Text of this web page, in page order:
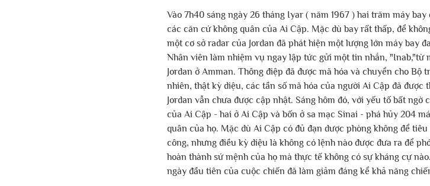
Vào 7h40 sáng ngày 26 tháng Iyar ( năm 1967 ) hai trăm máy
các căn cứ không quân của Ai Cập. Mặc dù bay rất thấp, để
một cơ sở radar của Jordan đã phát hiện một lượng lớn máy bay
Nhân viên làm nhiệm vụ ngay lập tức gửi một tin nhắn, "Inab,"từ
Jordan ở Amman. Thông điệp đã được mã hóa và chuyển cho Bộ
nhiên, thật kỳ diệu, các tần số mã hóa của người Ai Cập đã được
Jordan vẫn chưa được cập nhật. Sáng hôm đó, với yếu tố bất ngờ
của Ai Cập - hai ở Ai Cập và bốn ở sa mạc Sinai - phá hủy 204
quân của họ. Mặc dù Ai Cập có đủ đạn dược phòng không để
công, nhưng điều kỳ diệu là không có lệnh nào được đưa ra để
hoàn thành sứ mệnh của họ mà thực tế không có sự kháng cự
ngày đầu tiên của cuộc chiến đã làm giảm đáng kể khả năng